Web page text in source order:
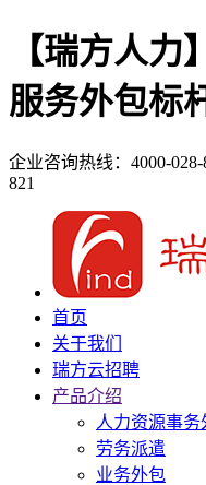
【瑞方人
服务外包标
企业咨询热线：4000-028-
821
首页
关于我们
瑞方云招聘
产品介绍
人力资源事务
劳务派遣
业务外包